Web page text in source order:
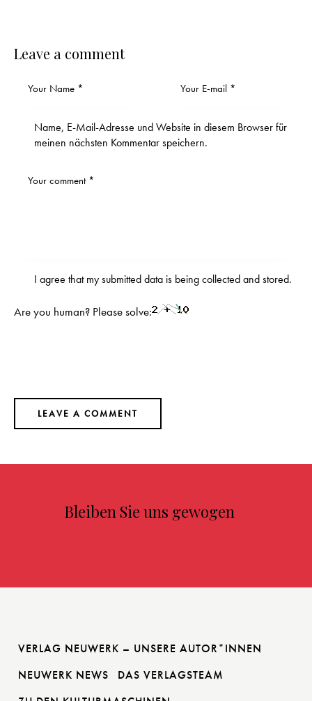
Leave a comment
Name, E-Mail-Adresse und Website in diesem Browser für
meinen nächsten Kommentar speichern.
I agree that my submitted data is beingcollected and stored.
Are you human? Please solve:
Bleiben Sie uns gewogen
VERLAG NEUWERK – UNSERE AUTOR*INNEN
NEUWERK NEWS
DAS VERLAGSTEAM